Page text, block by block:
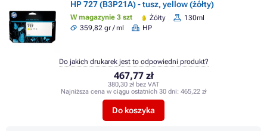
HP 727 (B3P21A) - tusz, yellow (żółty)
W magazynie 3 szt Żółty
130ml
359,82 gr / ml
HP
467,77 zł
380,30 zł bez VAT
Najniższa cena w ciągu ostatnich 30 dni: 465,22 zł
Do koszyka
Do jakich drukarek jest to odpowiedni produkt?